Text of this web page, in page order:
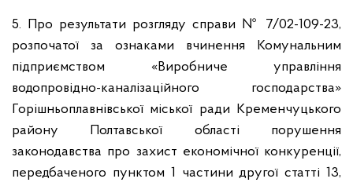
5. Про результати розгляду справи № 7/02-109-23,
розпочатої за ознаками вчинення Комунальним
підприємством «Виробниче управління
водопровідно-каналізаційного господарства»
Горішньоплавнівської міської ради Кременчуцького
району Полтавської області порушення
законодавства про захист економічної конкуренції,
передбаченого пунктом 1 частини другої статті 13,